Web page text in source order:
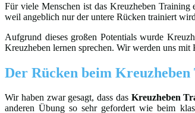
Für viele Menschen ist das Kreuzheben
weil angeblich nur der untere Rücken trainiert
Aufgrund dieses großen Potentials wurde
Kreuzheben lernen sprechen. Wir werden uns mit
Der Rücken beim
Wir haben zwar gesagt, dass das Kreuzheben
anderen Übung so sehr gefordert wie beim